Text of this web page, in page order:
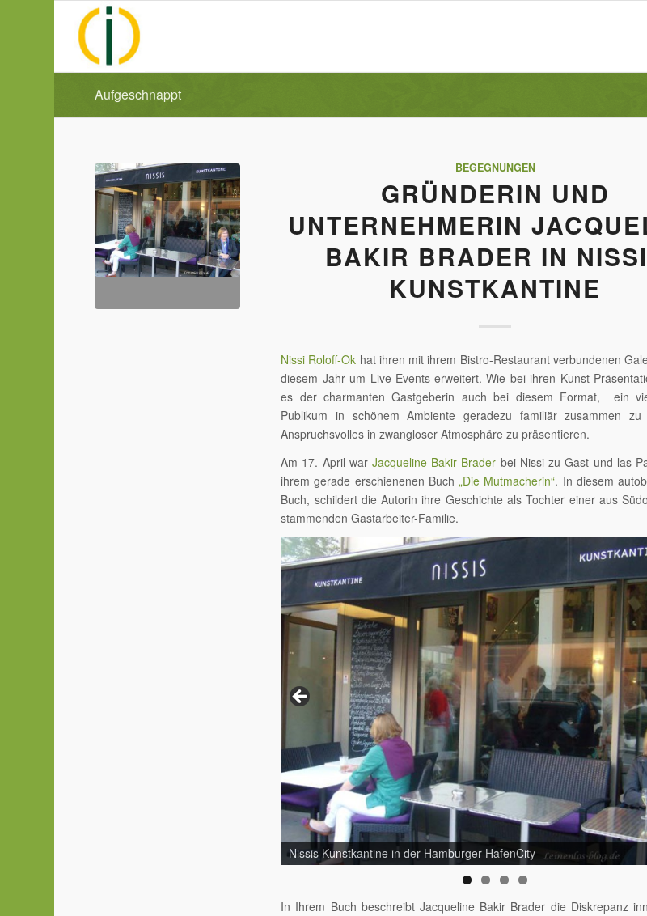
Aufgeschnappt
BEGEGNUNGEN
GRÜNDERIN UND
UNTERNEHMERIN
BAKIR BRADER IN
KUNSTKANTINE
Nissi Roloff-Ok hat ihren mit ihrem Bistro-Restaurant verbundenen
diesem Jahr um Live-Events erweitert. Wie bei ihren Kunst-
es der charmanten Gastgeberin auch bei diesem Format, ein
Publikum in schönem Ambiente geradezu familiär zusammen
Anspruchsvolles in zwangloser Atmosphäre zu präsentieren.
Am 17. April warJacqueline Bakir Brader bei Nissi zu Gast und las
ihrem gerade erschienenen Buch„Die Mutmacherin“. In diesem
Buch, schildert die Autorin ihre Geschichte als Tochter einer aus
stammenden Gastarbeiter-Familie.
Nissis Kunstkantine in der Hamburger HafenCity
In Ihrem Buch beschreibt Jacqueline Bakir Brader die Diskrepanz